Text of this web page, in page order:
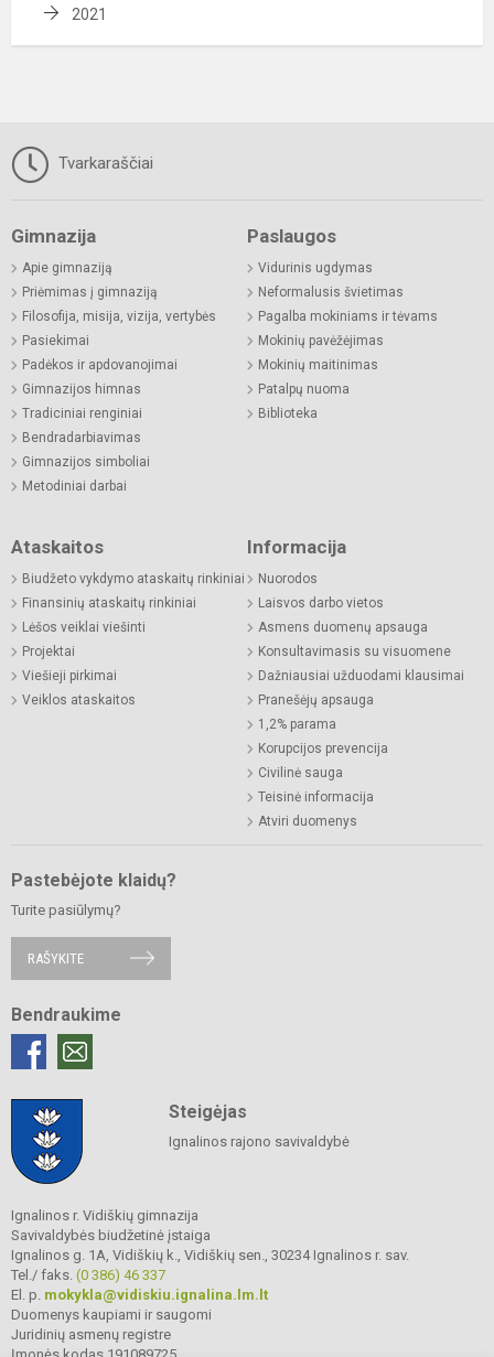
2021
Tvarkaraščiai
Gimnazija
Apie gimnaziją
Priėmimas į gimnaziją
Filosofija, misija, vizija, vertybės
Pasiekimai
Padėkos ir apdovanojimai
Gimnazijos himnas
Tradiciniai renginiai
Bendradarbiavimas
Gimnazijos simboliai
Metodiniai darbai
Paslaugos
Vidurinis ugdymas
Neformalusis švietimas
Pagalba mokiniams ir tėvams
Mokinių pavėžėjimas
Mokinių maitinimas
Patalpų nuoma
Biblioteka
Ataskaitos
Biudžeto vykdymo ataskaitų rinkiniai
Finansinių ataskaitų rinkiniai
Lėšos veiklai viešinti
Projektai
Viešieji pirkimai
Veiklos ataskaitos
Informacija
Nuorodos
Laisvos darbo vietos
Asmens duomenų apsauga
Konsultavimasis su visuomene
Dažniausiai užduodami klausimai
Pranešėjų apsauga
1,2% parama
Korupcijos prevencija
Civilinė sauga
Teisinė informacija
Atviri duomenys
Pastebėjote klaidų?
Turite pasiūlymų?
RAŠYKITE
Bendraukime
Steigėjas
Ignalinos rajono savivaldybė
Ignalinos r. Vidiškių gimnazija
Savivaldybės biudžetinė įstaiga
Ignalinos g. 1A, Vidiškių k., Vidiškių sen., 30234 Ignalinos r. sav.
Tel./ faks. (0 386) 46 337
El. p. mokykla@vidiskiu.ignalina.lm.lt
Duomenys kaupiami ir saugomi
Juridinių asmenų registre